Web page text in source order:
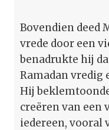
Bovendien deed
vrede door een
benadrukte hij
Ramadan vredig
Hij
creëren van een
iedereen, vooral